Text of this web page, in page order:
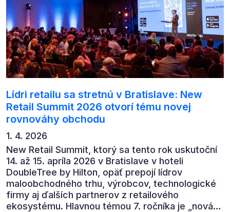
Lídri retailu sa stretnú v Bratislave: New
Retail Summit 2026 otvorí tému novej
rovnováhy obchodu
1. 4. 2026
New Retail Summit, ktorý sa tento rok uskutoční
14. až 15. apríla 2026 v Bratislave v hoteli
DoubleTree by Hilton, opäť prepojí lídrov
maloobchodného trhu, výrobcov, technologické
firmy aj ďalších partnerov z retailového
ekosystému. Hlavnou témou 7. ročníka je „nová